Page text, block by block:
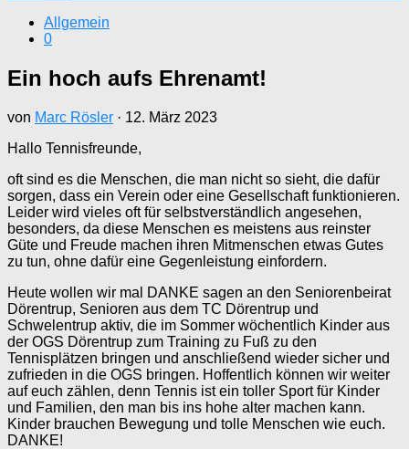
Allgemein
0
Ein hoch aufs Ehrenamt!
von Marc Rösler · 12. März 2023
Hallo Tennisfreunde,
oft sind es die Menschen, die man nicht so sieht, die dafür
sorgen, dass ein Verein oder eine Gesellschaft funktionieren.
Leider wird vieles oft für selbstverständlich angesehen,
besonders, da diese Menschen es meistens aus reinster
Güte und Freude machen ihren Mitmenschen etwas Gutes
zu tun, ohne dafür eine Gegenleistung einfordern.
Heute wollen wir mal DANKE sagen an den Seniorenbeirat
Dörentrup, Senioren aus dem TC Dörentrup und
Schwelentrup aktiv, die im Sommer wöchentlich Kinder aus
der OGS Dörentrup zum Training zu Fuß zu den
Tennisplätzen bringen und anschließend wieder sicher und
zufrieden in die OGS bringen. Hoffentlich können wir weiter
auf euch zählen, denn Tennis ist ein toller Sport für Kinder
und Familien, den man bis ins hohe alter machen kann.
Kinder brauchen Bewegung und tolle Menschen wie euch.
DANKE!